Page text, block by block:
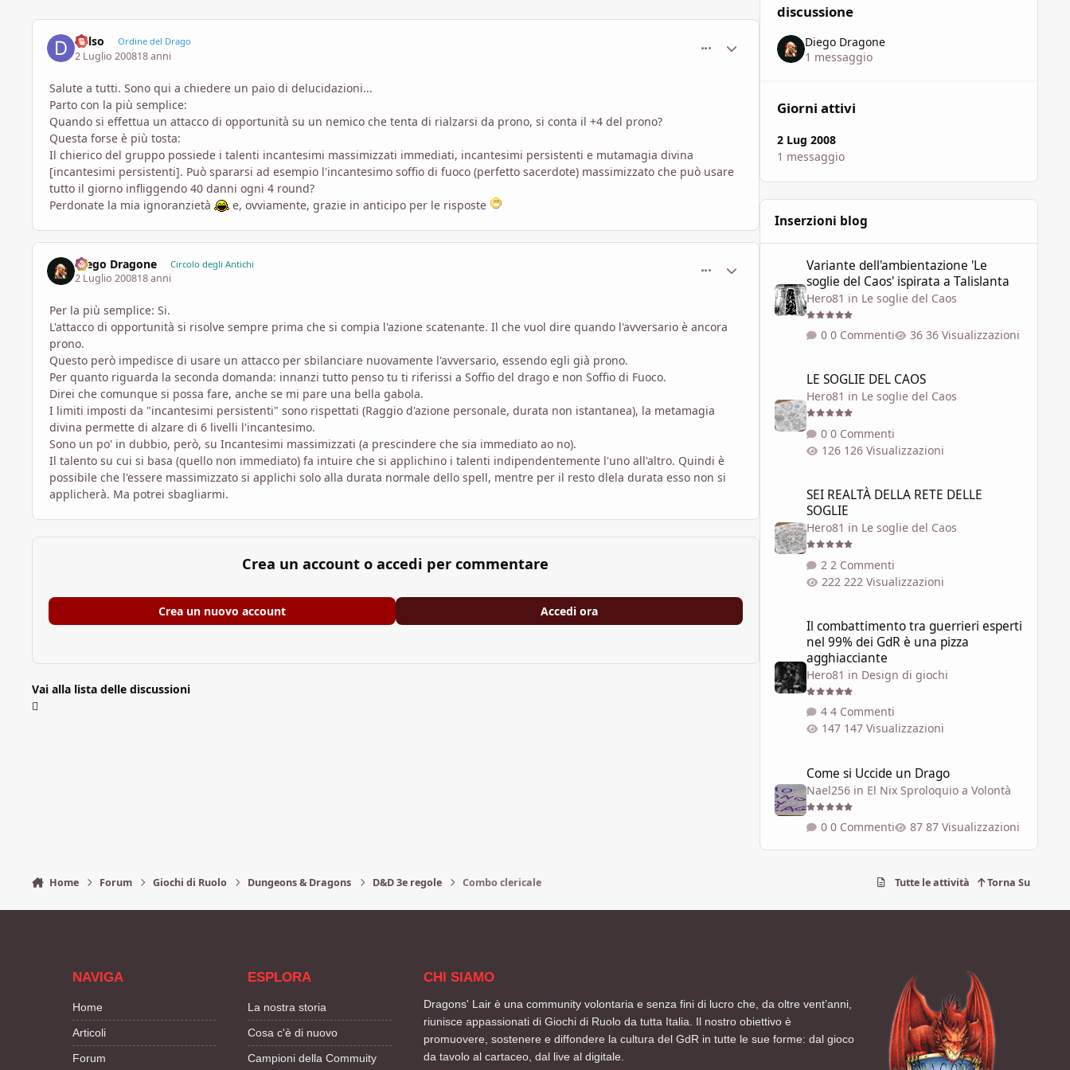
dalso Ordine del Drago
2 Luglio 200818 anni
comment_451148
Statistiche Autore
Salute a tutti. Sono qui a chiedere un paio di delucidazioni...
Parto con la più semplice:
Quando si effettua un attacco di opportunità su un nemico che tenta di rialzarsi da prono, si conta il +4 del prono?
Questa forse è più tosta:
Il chierico del gruppo possiede i talenti incantesimi massimizzati immediati, incantesimi persistenti e mutamagia divina
[incantesimi persistenti]. Può spararsi ad esempio l'incantesimo soffio di fuoco (perfetto sacerdote) massimizzato che può usare
tutto il giorno infliggendo 40 danni ogni 4 round?
Perdonate la mia ignoranzietà
e, ovviamente, grazie in anticipo per le risposte
Diego Dragone Circolo degli Antichi
2 Luglio 200818 anni
Statistiche Autore
Per la più semplice: Si.
L'attacco di opportunità si risolve sempre prima che si compia l'azione scatenante. Il che vuol dire quando l'avversario è ancora
prono.
Questo però impedisce di usare un attacco per sbilanciare nuovamente l'avversario, essendo egli già prono.
Per quanto riguarda la seconda domanda: innanzi tutto penso tu ti riferissi a Soffio del drago e non Soffio di Fuoco.
Direi che comunque si possa fare, anche se mi pare una bella gabola.
I limiti imposti da "incantesimi persistenti" sono rispettati (Raggio d'azione personale, durata non istantanea), la metamagia
divina permette di alzare di 6 livelli l'incantesimo.
Sono un po' in dubbio, però, su Incantesimi massimizzati (a prescindere che sia immediato ao no).
Il talento su cui si basa (quello non immediato) fa intuire che si applichino i talenti indipendentemente l'uno all'altro. Quindi è
possibile che l'essere massimizzato si applichi solo alla durata normale dello spell, mentre per il resto dlela durata esso non si
applicherà. Ma potrei sbagliarmi.
Crea un account o accedi per commentare
Crea un nuovo account Accedi ora
Vai alla lista delle discussioni
discussione
Diego Dragone
1 messaggio
Giorni attivi
2 Lug 2008
1 messaggio
Inserzioni blog
Variante dell'ambientazione 'Le soglie del Caos' ispirata a
Variante dell'ambientazione 'Le
soglie del Caos' ispirata a Talislanta
Hero81 in Le soglie del Caos
0 Commenti 36 Visualizzazioni
LE SOGLIE DEL CAOS
Hero81 in Le soglie del Caos
0 Commenti
126 Visualizzazioni
SEI REALTÀ DELLA RETE DELLE
SOGLIE
Hero81 in Le soglie del Caos
2 Commenti
222 Visualizzazioni
Il combattimento tra guerrieri esperti
nel 99% dei GdR è una pizza
agghiacciante
Hero81 in Design di giochi
4 Commenti
147 Visualizzazioni
Come si Uccide un Drago
Nael256in El Nix Sproloquio a Volontà
0 Commenti 87 Visualizzazioni
Home Forum Giochi di Ruolo Dungeons & Dragons D&D 3e regole Combo clericale Tutte le attività Torna Su
NAVIGA
Home
Articoli
Forum
ESPLORA
La nostra storia
Cosa c'è di nuovo
Campioni della Commuity
CHI SIAMO
Dragons' Lair è una community volontaria e senza fini di lucro che, da oltre vent’anni,
riunisce appassionati di Giochi di Ruolo da tutta Italia. Il nostro obiettivo è
promuovere, sostenere e diffondere la cultura del GdR in tutte le sue forme: dal gioco
da tavolo al cartaceo, dal live al digitale.